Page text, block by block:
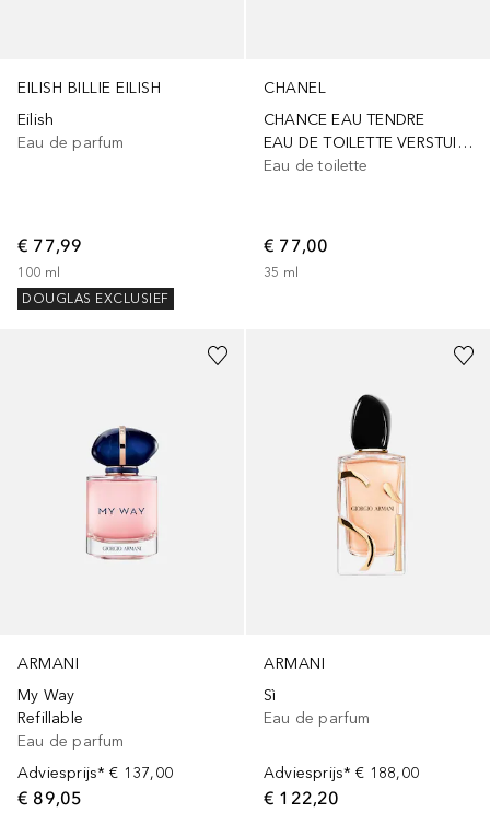
EILISH BILLIE EILISH
Eilish
Eau de parfum
€ 77,99
100 ml
DOUGLAS EXCLUSIEF
CHANEL
CHANCE EAU TENDRE
EAU DE TOILETTE VERSTUIVER
Eau de toilette
€ 77,00
35 ml
ARMANI
My Way
Refillable
Eau de parfum
Adviesprijs* € 137,00
€ 89,05
ARMANI
Sì
Eau de parfum
Adviesprijs* € 188,00
€ 122,20